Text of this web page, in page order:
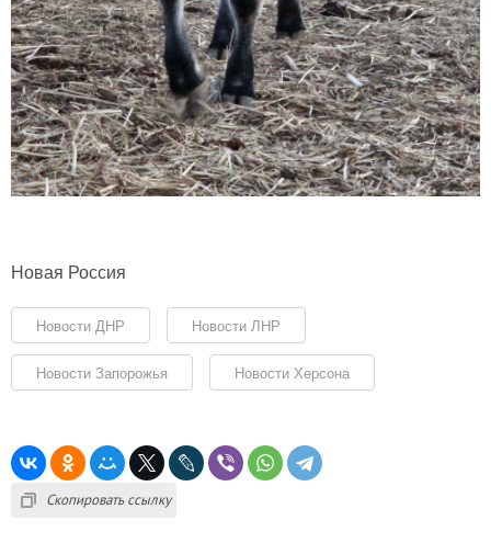
Новая Россия
Новости ДНР Новости ЛНР
Новости Запорожья Новости Херсона
Скопировать ссылку